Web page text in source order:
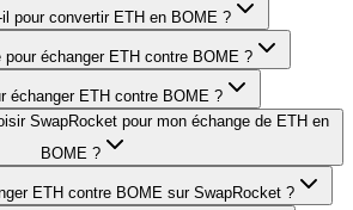
pour convertir ETH en BOME ?
pour échanger ETH contre BOME ?
échanger ETH contre BOME ?
SwapRocket pour mon échange de ETH en
BOME ?
ETH contre BOME sur SwapRocket ?